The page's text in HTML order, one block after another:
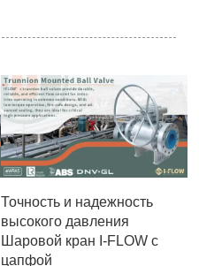
Точность и надежность
высокого давления
Шаровой кран I-FLOW с
цапфой